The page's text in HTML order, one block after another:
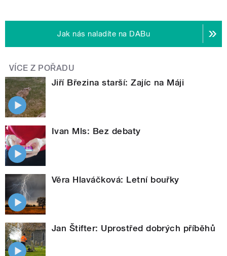
Jak nás naladíte na DABu
VÍCE Z POŘADU
Jiří Březina starší: Zajíc na Máji
Ivan Mls: Bez debaty
Věra Hlaváčková: Letní bouřky
Jan Štifter: Uprostřed dobrých příběhů